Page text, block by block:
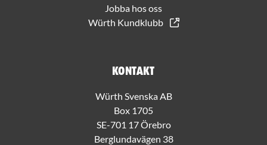
Jobba hos oss
Würth Kundklubb
Kontakt
Würth Svenska AB
Box 1705
SE-701 17 Örebro
Berglundavägen 38